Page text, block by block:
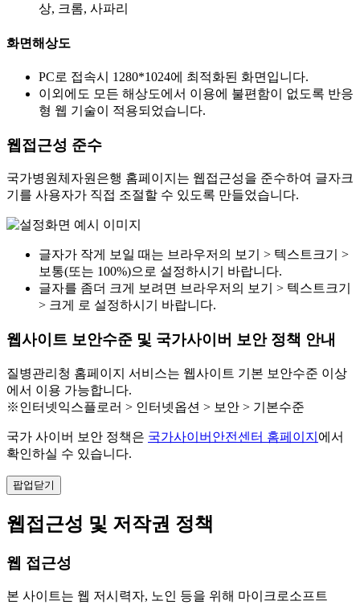
상, 크롬, 사파리
화면해상도
PC로 접속시 1280*1024에 최적화된 화면입니다.
이외에도 모든 해상도에서 이용에 불편함이 없도록 반응
형 웹 기술이 적용되었습니다.
웹접근성 준수
국가병원체자원은행 홈페이지는 웹접근성을 준수하여 글자크
기를 사용자가 직접 조절할 수 있도록 만들었습니다.
글자가 작게 보일 때는 브라우저의 보기 > 텍스트크기 >
보통(또는 100%)으로 설정하시기 바랍니다.
글자를 좀더 크게 보려면 브라우저의 보기 > 텍스트크기
> 크게 로 설정하시기 바랍니다.
웹사이트 보안수준 및 국가사이버 보안 정책 안내
질병관리청 홈페이지 서비스는 웹사이트 기본 보안수준 이상
에서 이용 가능합니다.
※인터넷익스플로러 > 인터넷옵션 > 보안 > 기본수준
국가 사이버 보안 정책은 국가사이버안전센터 홈페이지 에서
확인하실 수 있습니다.
팝업닫기
웹접근성 및 저작권 정책
웹 접근성
본 사이트는 웹 저시력자, 노인 등을 위해 마이크로소프트